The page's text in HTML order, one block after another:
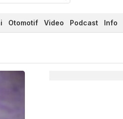
Otomotif Video Podcast Info